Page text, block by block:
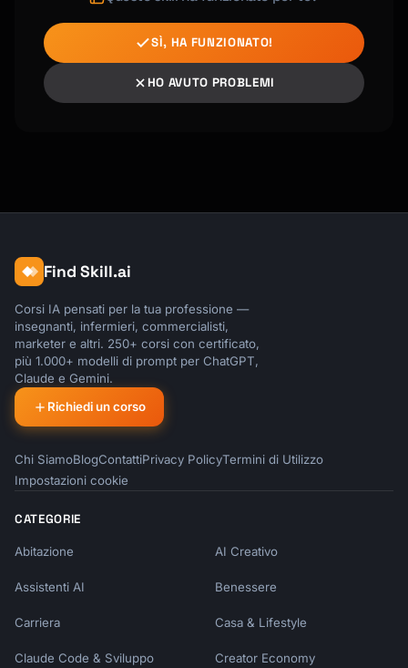
SÌ, HA FUNZIONATO!
HO AVUTO PROBLEMI
Find Skill.ai
Corsi IA pensati per la tua professione —
insegnanti, infermieri, commercialisti,
marketer e altri. 250+ corsi con certificato,
più 1.000+ modelli di prompt per ChatGPT,
Claude e Gemini.
Richiedi un corso
Chi SiamoBlogContattiPrivacy PolicyTermini di Utilizzo
Impostazioni cookie
CATEGORIE
Abitazione AI Creativo
Assistenti AI Benessere
Carriera Casa & Lifestyle
Claude Code & Sviluppo Creator Economy